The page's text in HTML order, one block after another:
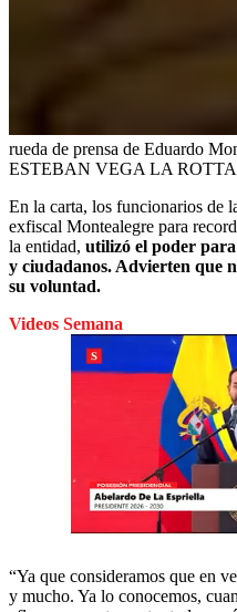
rueda de prensa de Eduardo
ESTEBAN VEGA LA
En la carta, los funcionarios de
exfiscal Montealegre para
la entidad, utilizó el poder
y ciudadanos. Advierten que
su voluntad.
Videos Semana
“Ya que consideramos que en
y mucho. Ya lo conocemos,